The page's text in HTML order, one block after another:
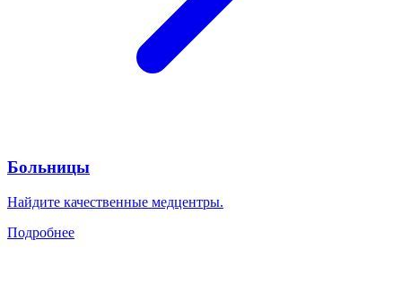
Больницы
Найдите качественные медцентры.
Подробнее